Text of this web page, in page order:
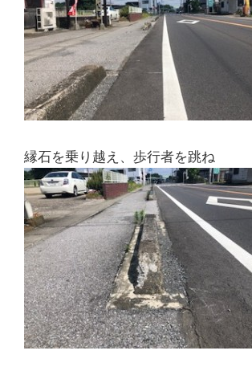
縁石を乗り越え、歩行者を跳ね